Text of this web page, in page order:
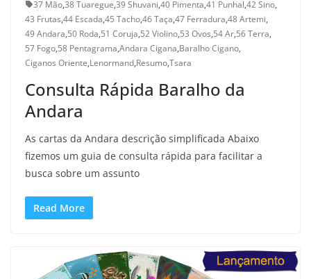
37 Mão,38 Tuaregue,39 Shuvani,40 Pimenta,41 Punhal,42 Sino,
43 Frutas,44 Escada,45 Tacho,46 Taça,47 Ferradura,48 Artemi,
49 Andara,50 Roda,51 Coruja,52 Violino,53 Ovos,54 Ar,56 Terra,
57 Fogo,58 Pentagrama,Andara Cigana,Baralho Cigano,
Ciganos Oriente,Lenormand,Resumo,Tsara
Consulta Rápida Baralho da
Andara
As cartas da Andara descrição simplificada Abaixo
fizemos um guia de consulta rápida para facilitar a
busca sobre um assunto
Read More